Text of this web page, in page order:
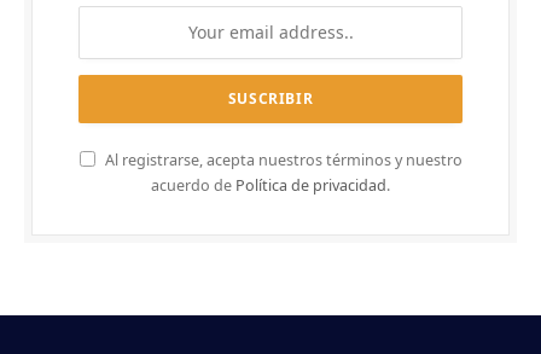
Al registrarse, acepta nuestros términos y nuestro
acuerdo de Política de privacidad.